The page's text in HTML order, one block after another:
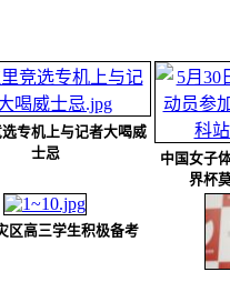
专机上与记者大喝威
士忌
中国女子
界杯
区高三学生积极备考